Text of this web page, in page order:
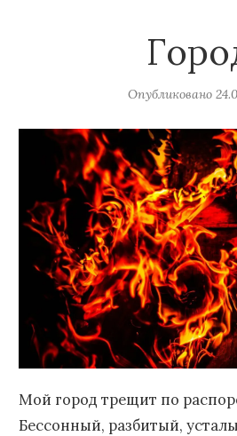
Опубликовано
Мой город трещит по
Бессонный, разбитый,